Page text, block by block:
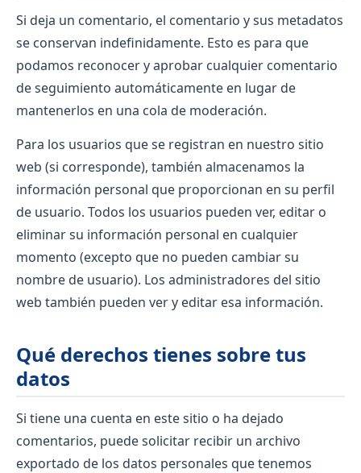
Si deja un comentario, el comentario y sus metadatos
se conservan indefinidamente. Esto es para que
podamos reconocer y aprobar cualquier comentario
de seguimiento automáticamente en lugar de
mantenerlos en una cola de moderación.
Para los usuarios que se registran en nuestro sitio
web (si corresponde), también almacenamos la
información personal que proporcionan en su perfil
de usuario. Todos los usuarios pueden ver, editar o
eliminar su información personal en cualquier
momento (excepto que no pueden cambiar su
nombre de usuario). Los administradores del sitio
web también pueden ver y editar esa información.
Qué derechos tienes sobre tus
datos
Si tiene una cuenta en este sitio o ha dejado
comentarios, puede solicitar recibir un archivo
exportado de los datos personales que tenemos